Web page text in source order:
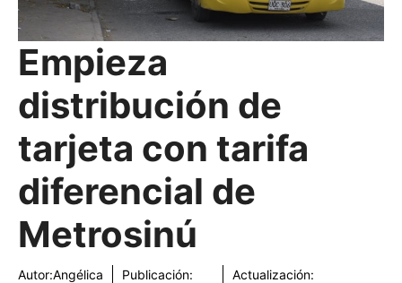
Empieza
distribución de
tarjeta con tarifa
diferencial de
Metrosinú
Autor:Angélica
Publicación:
Actualización: